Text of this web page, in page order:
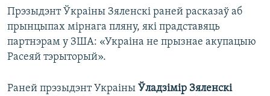
Прэзыдэнт Ўкраіны Зяленскі раней расказаў аб
прынцыпах мірнага пляну, які прадставяць
партнэрам у ЗША: «Украіна не прызнае акупацыю
Расеяй тэрыторый».
Раней прэзыдэнт Украіны Ўладзімір Зяленскі